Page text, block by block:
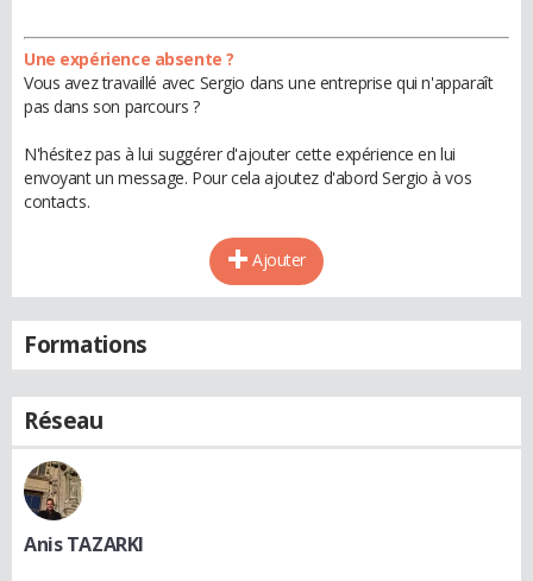
Une expérience absente ?
Vous avez travaillé avec Sergio dans une entreprise qui n'apparaît
pas dans son parcours ?
N'hésitez pas à lui suggérer d'ajouter cette expérience en lui
envoyant un message. Pour cela ajoutez d'abord Sergio à vos
contacts.
Ajouter
Formations
Réseau
Anis TAZARKI